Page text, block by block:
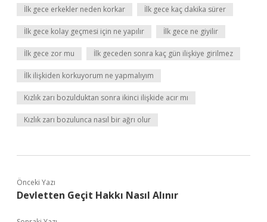
İlk gece erkekler neden korkar İlk gece kaç dakika sürer
İlk gece kolay geçmesi için ne yapılır İlk gece ne giyilir
İlk gece zor mu İlk geceden sonra kaç gün ilişkiye girilmez
İlk ilişkiden korkuyorum ne yapmalıyım
Kızlık zarı bozulduktan sonra ikinci ilişkide acır mı
Kızlık zarı bozulunca nasıl bir ağrı olur
Önceki Yazı
Devletten Geçit Hakkı Nasıl Alınır